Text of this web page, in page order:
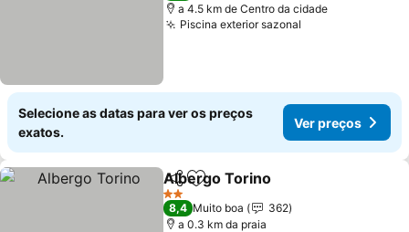
a 4.5 km de Centro da cidade
Piscina exterior sazonal
Selecione as datas para ver os preços
exatos.
Ver preços
PartilharAdicionar aos favoritos
Albergo Torino
2 Estrelas
8,4 Muito boa
362
a 0.3 km da praia